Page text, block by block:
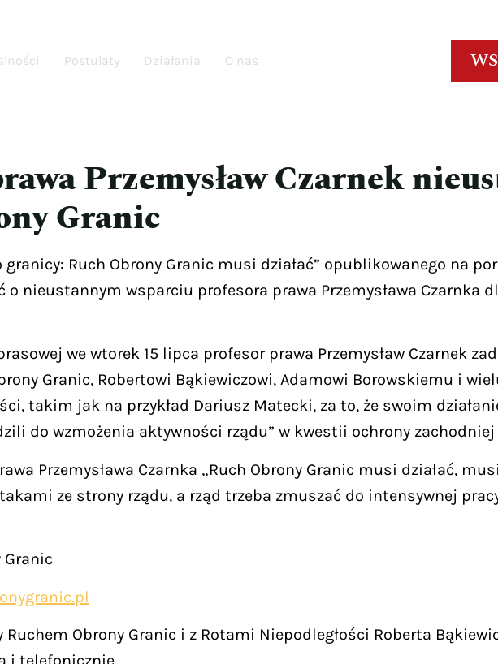
Postulaty Działania O nas
Przemysław Czarnek
Granic
granicy: Ruch Obrony Granic musi działać” opublikowanego na
o nieustannym wsparciu profesora prawa Przemysława Czarnka
we wtorek 15 lipca profesor prawa Przemysław Czarnek
Granic, Robertowi Bąkiewiczowi, Adamowi Borowskiemu i
takim jak na przykład Dariusz Matecki, za to, że swoim
do wzmożenia aktywności rządu” w kwestii ochrony zachodniej
Przemysława Czarnka „Ruch Obrony Granic musi działać,
ze strony rządu, a rząd trzeba zmuszać do intensywnej
Granic
Ruchem Obrony Granic i z Rotami Niepodległości Roberta